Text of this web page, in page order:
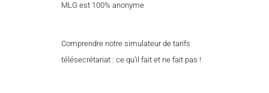
MLG est 100% anonyme
Comprendre notre simulateur de tarifs
télésecrétariat : ce qu’il fait et ne fait pas !